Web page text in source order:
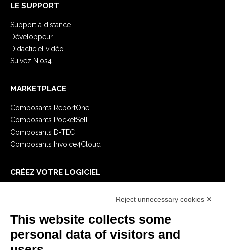
LE SUPPORT
Support à distance
Développeur
Didacticiel vidéo
Suivez Nios4
MARKETPLACE
Composants ReportOne
Composants PocketSell
Composants D-TEC
Composants Invoice4Cloud
CRÉEZ VOTRE LOGICIEL
E-Book
Reject unnecessary cookies ✕
This website collects some
personal data of visitors and